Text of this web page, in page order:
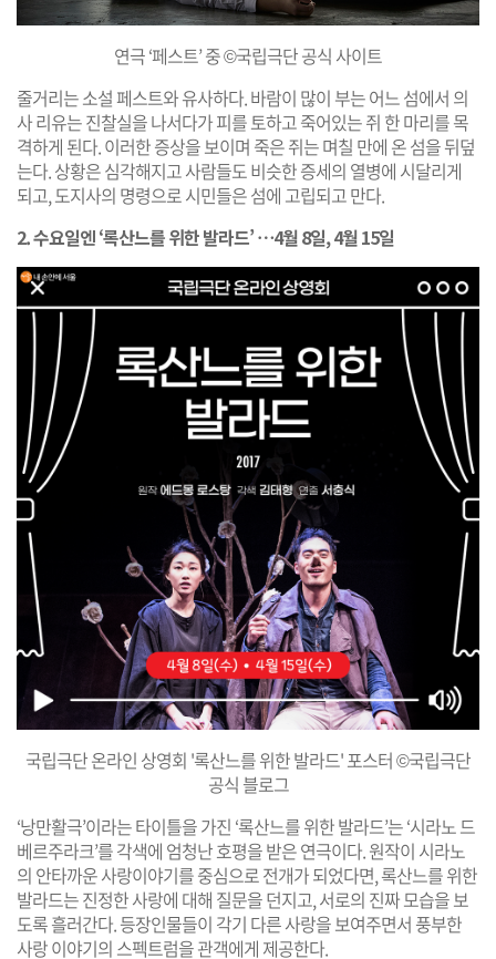
연극 ‘페스트’ 중 ©국립극단 공식 사이트
줄거리는 소설 페스트와 유사하다. 바람이 많이 부는 어느 섬에서 의
사 리유는 진찰실을 나서다가 피를 토하고 죽어있는 쥐 한 마리를 목
격하게 된다. 이러한 증상을 보이며 죽은 쥐는 며칠 만에 온 섬을 뒤덮
는다. 상황은 심각해지고 사람들도 비슷한 증세의 열병에 시달리게
되고, 도지사의 명령으로 시민들은 섬에 고립되고 만다.
2. 수요일엔 ‘록산느를 위한 발라드’ ⋯4월 8일, 4월 15일
국립극단 온라인 상영회 '록산느를 위한 발라드' 포스터 ©국립극단
공식 블로그
‘낭만활극’이라는 타이틀을 가진 ‘록산느를 위한 발라드’는 ‘시라노 드
베르주라크’를 각색에 엄청난 호평을 받은 연극이다. 원작이 시라노
의 안타까운 사랑이야기를 중심으로 전개가 되었다면, 록산느를 위한
발라드는 진정한 사랑에 대해 질문을 던지고, 서로의 진짜 모습을 보
도록 흘러간다. 등장인물들이 각기 다른 사랑을 보여주면서 풍부한
사랑 이야기의 스펙트럼을 관객에게 제공한다.